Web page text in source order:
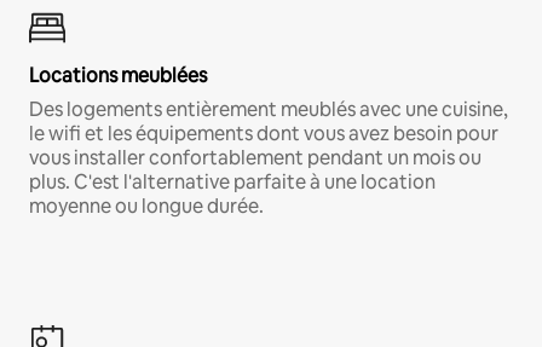
Locations meublées
Des logements entièrement meublés avec une cuisine,
le wifi et les équipements dont vous avez besoin pour
vous installer confortablement pendant un mois ou
plus. C'est l'alternative parfaite à une location
moyenne ou longue durée.